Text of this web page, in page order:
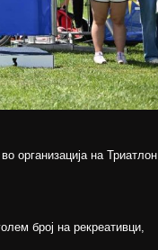
организација на Триатлон
број на рекреативци,